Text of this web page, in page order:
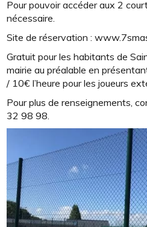
Pour pouvoir accéder aux 2
nécessaire.
Site de réservation :
Gratuit pour les habitants de
mairie au préalable en
/ 10€ l’heure pour les joueurs
Pour plus de renseignements,
32 98 98.